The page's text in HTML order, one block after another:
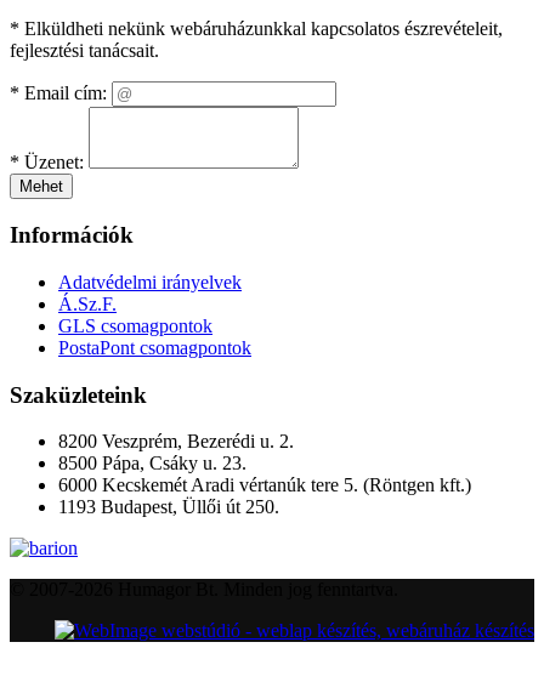
* Elküldheti nekünk webáruházunkkal kapcsolatos észrevételeit,
fejlesztési tanácsait.
* Email cím:
* Üzenet:
Mehet
Információk
Adatvédelmi irányelvek
Á.Sz.F.
GLS csomagpontok
PostaPont csomagpontok
Szaküzleteink
8200 Veszprém, Bezerédi u. 2.
8500 Pápa, Csáky u. 23.
6000 Kecskemét Aradi vértanúk tere 5. (Röntgen kft.)
1193 Budapest, Üllői út 250.